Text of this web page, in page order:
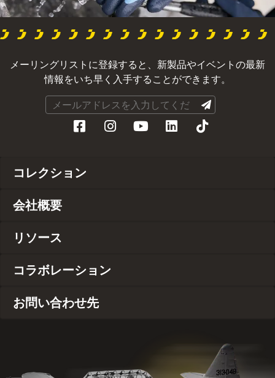
メーリングリストに登録すると、新製品やイベントの最新
情報をいち早く入手することができます。
コレクション
会社概要
リソース
コラボレーション
お問い合わせ先